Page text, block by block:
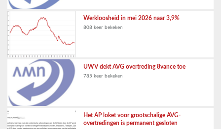
Werkloosheid in mei 2026 naar 3,9%
808 keer bekeken
UWV dekt AVG overtreding 8vance toe
785 keer bekeken
Het AP loket voor grootschalige AVG-
overtredingen is permanent gesloten